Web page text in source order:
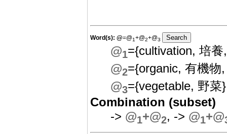
Word(s): @=@1+@2+@3
@1={cultivation, 培
@2={organic, 有機物
@3={vegetable, 野菜}
Combination (subset)
-> @1+@2, -> @1+@